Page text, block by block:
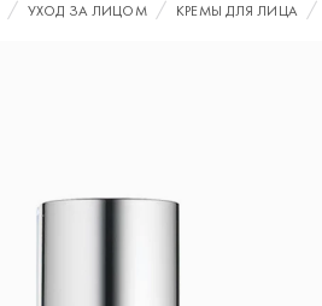
УХОД ЗА ЛИЦОМ КРЕМЫ ДЛЯ ЛИЦА